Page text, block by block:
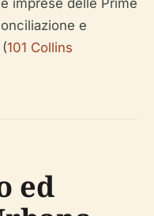
imprese delle Prime
e
101 Collins
ed